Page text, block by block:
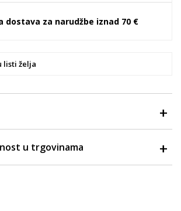
dostava za narudžbe iznad 70 €
listi želja
u trgovinama